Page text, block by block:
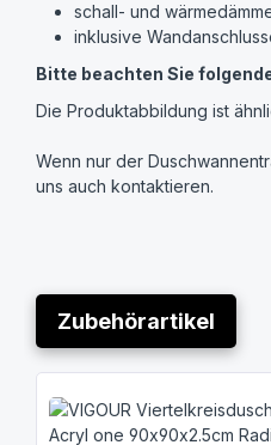
schall- und
inklusive
Bitte beachten Sie
Die Produktabbildung ist
Wenn nur der
uns auch kontaktieren.
Zubehörartikel